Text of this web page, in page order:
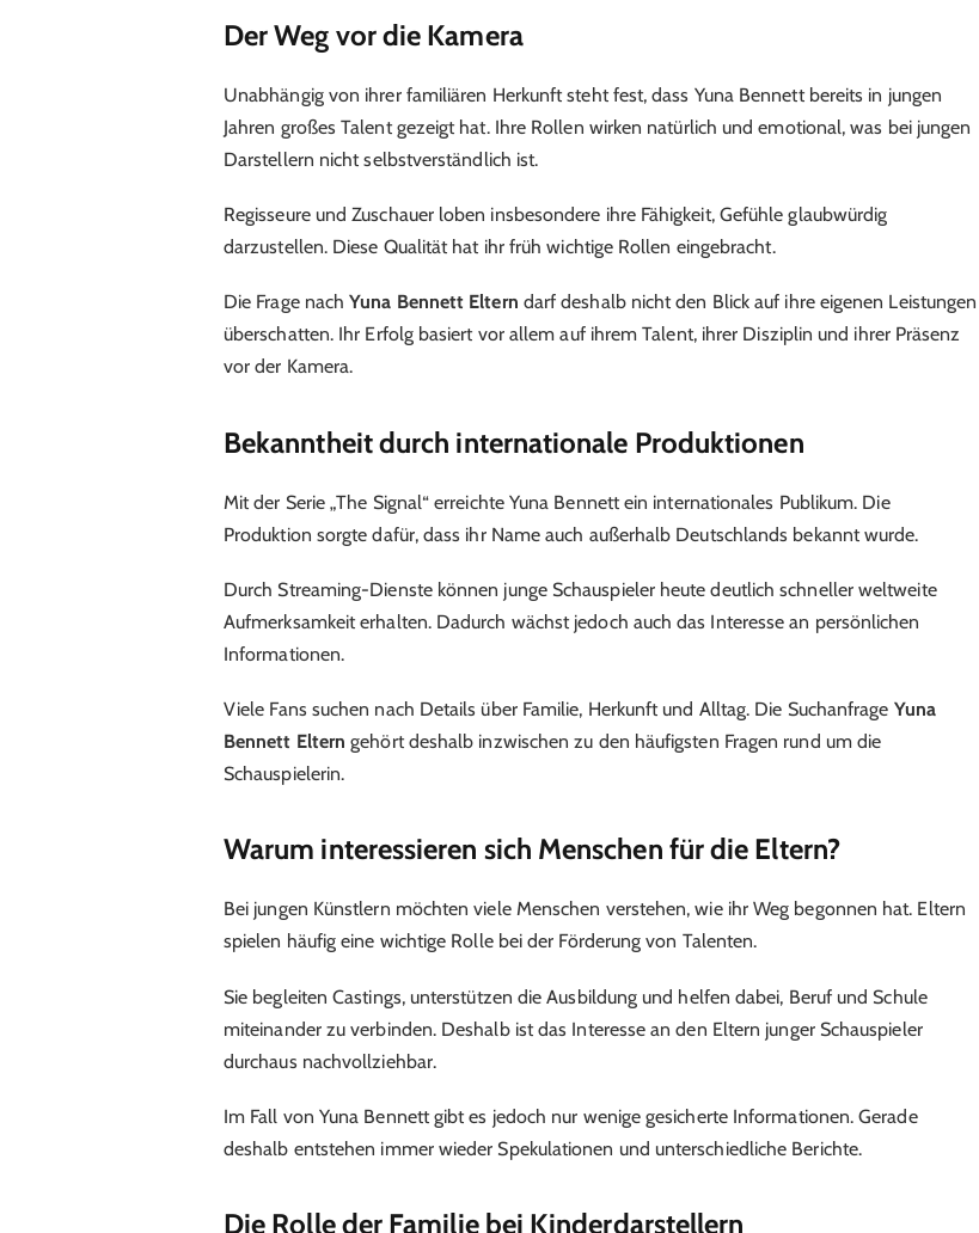
Der Weg vor die Kamera
Unabhängig von ihrer familiären Herkunft steht fest, dass Yuna Bennett bereits in jungen
Jahren großes Talent gezeigt hat. Ihre Rollen wirken natürlich und emotional, was bei jungen
Darstellern nicht selbstverständlich ist.
Regisseure und Zuschauer loben insbesondere ihre Fähigkeit, Gefühle glaubwürdig
darzustellen. Diese Qualität hat ihr früh wichtige Rollen eingebracht.
Die Frage nachYuna Bennett Eltern darf deshalb nicht den Blick auf ihre eigenen Leistungen
überschatten. Ihr Erfolg basiert vor allem auf ihrem Talent, ihrer Disziplin und ihrer Präsenz
vor der Kamera.
Bekanntheit durch internationale Produktionen
Mit der Serie „The Signal“ erreichte Yuna Bennett ein internationales Publikum. Die
Produktion sorgte dafür, dass ihr Name auch außerhalb Deutschlands bekannt wurde.
Durch Streaming-Dienste können junge Schauspieler heute deutlich schneller weltweite
Aufmerksamkeit erhalten. Dadurch wächst jedoch auch das Interesse an persönlichen
Informationen.
Viele Fans suchen nach Details über Familie, Herkunft und Alltag. Die Suchanfrage Yuna
Bennett Eltern gehört deshalb inzwischen zu den häufigsten Fragen rund um die
Schauspielerin.
Warum interessieren sich Menschen für die Eltern?
Bei jungen Künstlern möchten viele Menschen verstehen, wie ihr Weg begonnen hat. Eltern
spielen häufig eine wichtige Rolle bei der Förderung von Talenten.
Sie begleiten Castings, unterstützen die Ausbildung und helfen dabei, Beruf und Schule
miteinander zu verbinden. Deshalb ist das Interesse an den Eltern junger Schauspieler
durchaus nachvollziehbar.
Im Fall von Yuna Bennett gibt es jedoch nur wenige gesicherte Informationen. Gerade
deshalb entstehen immer wieder Spekulationen und unterschiedliche Berichte.
Die Rolle der Familie bei Kinderdarstellern